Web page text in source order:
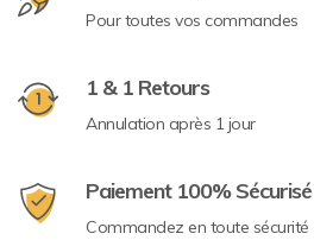
Pour toutes vos commandes
1 & 1 Retours
Annulation après 1 jour
Paiement 100% Sécurisé
Commandez en toute sécurité